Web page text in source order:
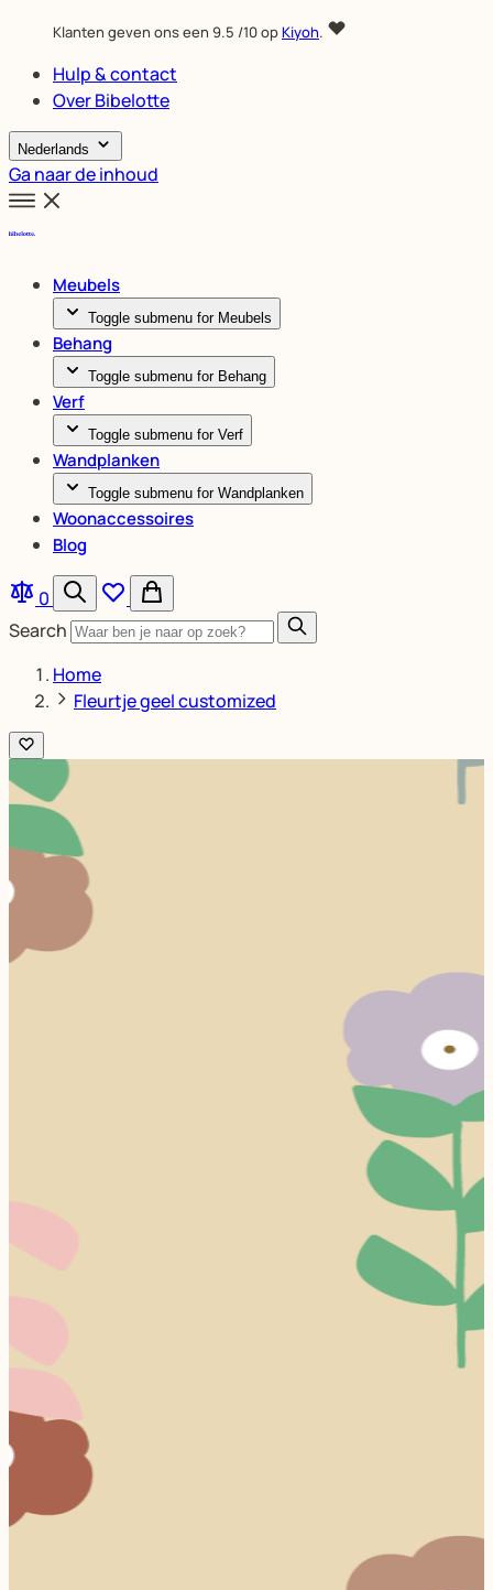
Klanten geven ons een 9.5 /10 opKiyoh.
Hulp & contact
Over Bibelotte
Nederlands
Ga naar de inhoud
Meubels
Toggle submenu for Meubels
Behang
Toggle submenu for Behang
Verf
Toggle submenu for Verf
Wandplanken
Toggle submenu for Wandplanken
Woonaccessoires
Blog
0
Search
Home
Fleurtje geel customized